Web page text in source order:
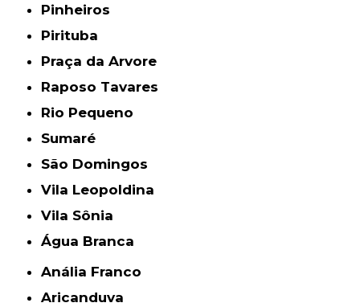
Pinheiros
Pirituba
Praça da Arvore
Raposo Tavares
Rio Pequeno
Sumaré
São Domingos
Vila Leopoldina
Vila Sônia
Água Branca
Anália Franco
Aricanduva